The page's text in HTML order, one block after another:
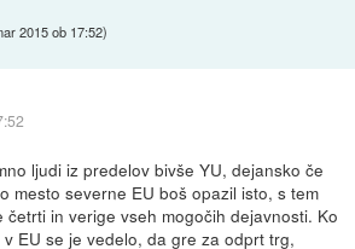
2015 ob 17:52)
ljudi iz predelov bivše YU, dejansko če
mesto severne EU boš opazil isto, s tem
četrti in verige vseh mogočih dejavnosti. Ko
EU se je vedelo, da gre za odprt trg,